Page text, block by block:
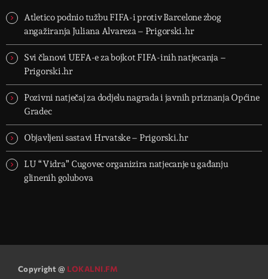
Atletico podnio tužbu FIFA-i protiv Barcelone zbog
angažiranja Juliana Alvareza – Prigorski.hr
Svi članovi UEFA-e za bojkot FIFA-inih natjecanja –
Prigorski.hr
Pozivni natječaj za dodjelu nagrada i javnih priznanja Općine
Gradec
Objavljeni sastavi Hrvatske – Prigorski.hr
LU “Vidra” Cugovec organizira natjecanje u gađanju
glinenih golubova
Copyright @ LOKALNI.FM